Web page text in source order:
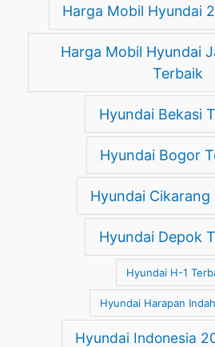
Harga Mobil Hyundai
Harga Mobil Hyundai
Terbaik
Hyundai Bekasi
Hyundai Bogor
Hyundai Cikarang
Hyundai Depok
Hyundai H-1
Hyundai Harapan
Hyundai Indonesia